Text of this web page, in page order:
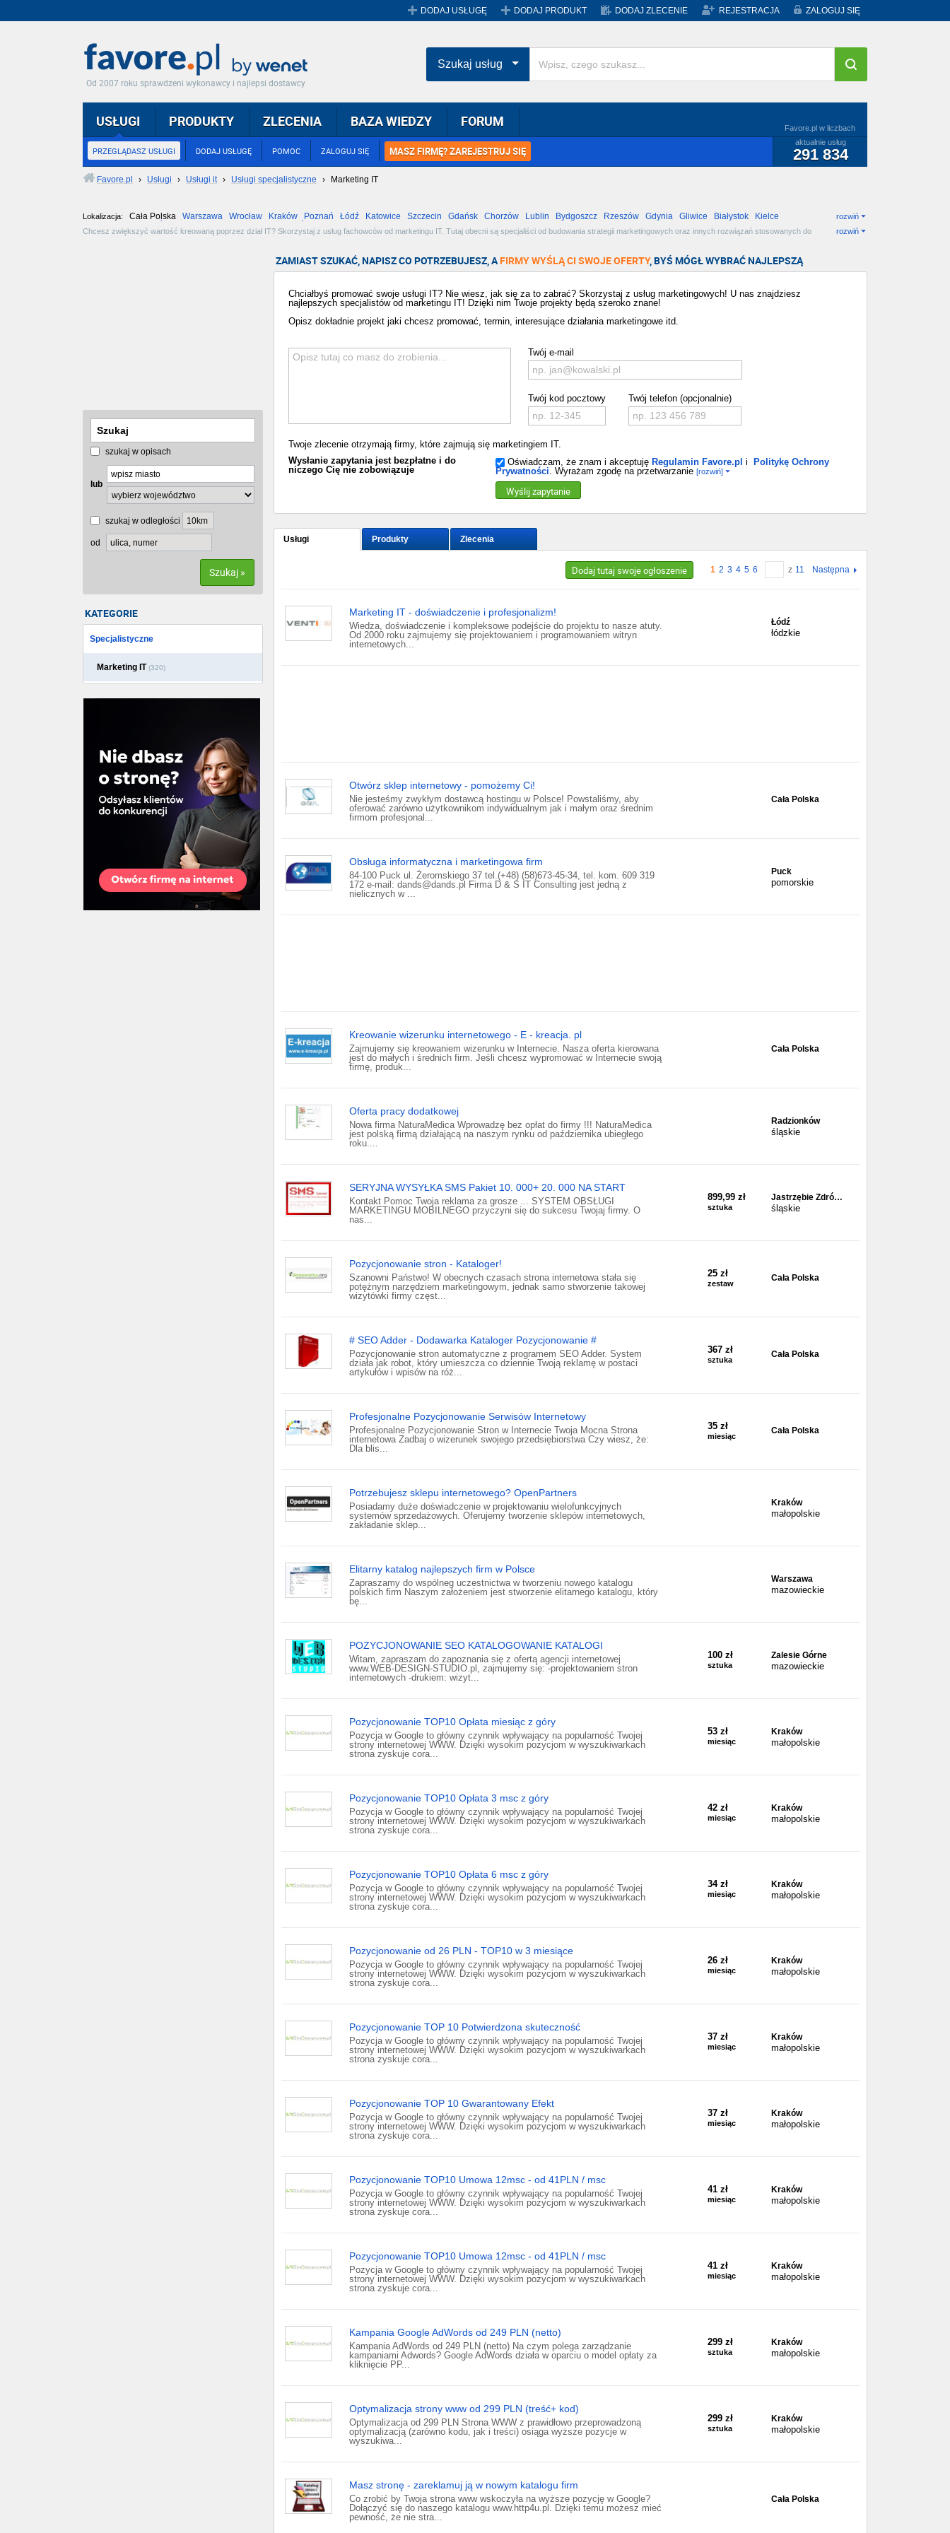
DODAJ USŁUGĘ DODAJ PRODUKT DODAJ ZLECENIE REJESTRACJA ZALOGUJ SIĘ
Od 2007 roku sprawdzeni wykonawcy i najlepsi dostawcy
USŁUGI
PRZEGLĄDASZ USŁUGI DODAJ USŁUGĘ POMOC ZALOGUJ SIĘ MASZ FIRMĘ? ZAREJESTRUJ SIĘ
Favore.pl w liczbach
aktualnie usług
291 834
PRODUKTY ZLECENIA BAZA WIEDZY FORUM
Szukaj usług
Favore.pl › Usługi › Usługi it › Usługi specjalistyczne › Marketing IT
Lokalizacja: Cała Polska Warszawa Wrocław Kraków Poznań Łódź Katowice Szczecin Gdańsk Chorzów Lublin Bydgoszcz Rzeszów Gdynia Gliwice Białystok
Kielce
rozwiń
Chcesz zwiększyć wartość kreowaną poprzez dział IT? Skorzystaj z usług fachowców od marketingu IT. Tutaj obecni są specjaliści od budowania strategii marketingowych oraz innych rozwiązań stosowanych do
rozwiń
szukaj w opisach
lub
szukaj w odległości
od
Szukaj »
KATEGORIE
Specjalistyczne
Marketing IT(320)
ZAMIAST SZUKAĆ, NAPISZ CO POTRZEBUJESZ, AFIRMY WYŚLĄ CI SWOJE OFERTY, BYŚ MÓGŁ WYBRAĆ NAJLEPSZĄ
Chciałbyś promować swoje usługi IT? Nie wiesz, jak się za to zabrać? Skorzystaj z usług marketingowych! U nas znajdziesz
najlepszych specjalistów od marketingu IT! Dzięki nim Twoje projekty będą szeroko znane!
Opisz dokładnie projekt jaki chcesz promować, termin, interesujące działania marketingowe itd.
Twój e-mail
Twój kod pocztowy Twój telefon (opcjonalnie)
Twoje zlecenie otrzymają firmy, które zajmują się marketingiem IT.
Wysłanie zapytania jest bezpłatne i do
niczego Cię nie zobowiązuje
Oświadczam, że znam i akceptuję Regulamin Favore.pl i
Politykę Ochrony
Prywatności. Wyrażam zgodę na przetwarzanie [rozwiń]
Wyślij zapytanie
Usługi Produkty Zlecenia
Dodaj tutaj swoje ogłoszenie 1 2 3 4 5 6 z 11 Następna
Marketing IT - doświadczenie i profesjonalizm!
Wiedza, doświadczenie i kompleksowe podejście do projektu to nasze atuty.
Od 2000 roku zajmujemy się projektowaniem i programowaniem witryn
internetowych...
Łódź
łódzkie
Otwórz sklep internetowy - pomożemy Ci!
Nie jesteśmy zwykłym dostawcą hostingu w Polsce! Powstaliśmy, aby
oferować zarówno użytkownikom indywidualnym jak i małym oraz średnim
firmom profesjonal...
Cała Polska
Obsługa informatyczna i marketingowa firm
84-100 Puck ul. Żeromskiego 37 tel.(+48) (58)673-45-34, tel. kom. 609 319
172 e-mail: dands@dands.pl Firma D & S IT Consulting jest jedną z
nielicznych w ...
Puck
pomorskie
Kreowanie wizerunku internetowego - E - kreacja. pl
Zajmujemy się kreowaniem wizerunku w Internecie. Nasza oferta kierowana
jest do małych i średnich firm. Jeśli chcesz wypromować w Internecie swoją
firmę, produk...
Cała Polska
Oferta pracy dodatkowej
Nowa firma NaturaMedica Wprowadzę bez opłat do firmy !!! NaturaMedica
jest polską firmą działającą na naszym rynku od października ubiegłego
roku....
Radzionków
śląskie
SERYJNA WYSYŁKA SMS Pakiet 10. 000+ 20. 000 NA START
Kontakt Pomoc Twoja reklama za grosze ... SYSTEM OBSŁUGI
MARKETINGU MOBILNEGO przyczyni się do sukcesu Twojaj firmy. O
nas...
899,99 zł
sztuka
Jastrzębie Zdró…
śląskie
Pozycjonowanie stron - Kataloger!
Szanowni Państwo! W obecnych czasach strona internetowa stała się
potężnym narzędziem marketingowym, jednak samo stworzenie takowej
wizytówki firmy częst...
25 zł
zestaw
Cała Polska
# SEO Adder - Dodawarka Kataloger Pozycjonowanie #
Pozycjonowanie stron automatyczne z programem SEO Adder. System
działa jak robot, który umieszcza co dziennie Twoją reklamę w postaci
artykułów i wpisów na róż...
367 zł
sztuka
Cała Polska
Profesjonalne Pozycjonowanie Serwisów Internetowy
Profesjonalne Pozycjonowanie Stron w Internecie Twoja Mocna Strona
internetowa Zadbaj o wizerunek swojego przedsiębiorstwa Czy wiesz, że:
Dla blis...
35 zł
miesiąc
Cała Polska
Potrzebujesz sklepu internetowego? OpenPartners
Posiadamy duże doświadczenie w projektowaniu wielofunkcyjnych
systemów sprzedażowych. Oferujemy tworzenie sklepów internetowych,
zakładanie sklep...
Kraków
małopolskie
Elitarny katalog najlepszych firm w Polsce
Zapraszamy do wspólneg uczestnictwa w tworzeniu nowego katalogu
polskich firm Naszym założeniem jest stworzenie elitarnego katalogu, który
bę...
Warszawa
mazowieckie
POZYCJONOWANIE SEO KATALOGOWANIE KATALOGI
Witam, zapraszam do zapoznania się z ofertą agencji internetowej
www.WEB-DESIGN-STUDIO.pl, zajmujemy się: -projektowaniem stron
internetowych -drukiem: wizyt...
100 zł
sztuka
Zalesie Górne
mazowieckie
Pozycjonowanie TOP10 Opłata miesiąc z góry
Pozycja w Google to główny czynnik wpływający na popularność Twojej
strony internetowej WWW. Dzięki wysokim pozycjom w wyszukiwarkach
strona zyskuje cora...
53 zł
miesiąc
Kraków
małopolskie
Pozycjonowanie TOP10 Opłata 3 msc z góry
Pozycja w Google to główny czynnik wpływający na popularność Twojej
strony internetowej WWW. Dzięki wysokim pozycjom w wyszukiwarkach
strona zyskuje cora...
42 zł
miesiąc
Kraków
małopolskie
Pozycjonowanie TOP10 Opłata 6 msc z góry
Pozycja w Google to główny czynnik wpływający na popularność Twojej
strony internetowej WWW. Dzięki wysokim pozycjom w wyszukiwarkach
strona zyskuje cora...
34 zł
miesiąc
Kraków
małopolskie
Pozycjonowanie od 26 PLN - TOP10 w 3 miesiące
Pozycja w Google to główny czynnik wpływający na popularność Twojej
strony internetowej WWW. Dzięki wysokim pozycjom w wyszukiwarkach
strona zyskuje cora...
26 zł
miesiąc
Kraków
małopolskie
Pozycjonowanie TOP 10 Potwierdzona skuteczność
Pozycja w Google to główny czynnik wpływający na popularność Twojej
strony internetowej WWW. Dzięki wysokim pozycjom w wyszukiwarkach
strona zyskuje cora...
37 zł
miesiąc
Kraków
małopolskie
Pozycjonowanie TOP 10 Gwarantowany Efekt
Pozycja w Google to główny czynnik wpływający na popularność Twojej
strony internetowej WWW. Dzięki wysokim pozycjom w wyszukiwarkach
strona zyskuje cora...
37 zł
miesiąc
Kraków
małopolskie
Pozycjonowanie TOP10 Umowa 12msc - od 41PLN / msc
Pozycja w Google to główny czynnik wpływający na popularność Twojej
strony internetowej WWW. Dzięki wysokim pozycjom w wyszukiwarkach
strona zyskuje cora...
41 zł
miesiąc
Kraków
małopolskie
Pozycjonowanie TOP10 Umowa 12msc - od 41PLN / msc
Pozycja w Google to główny czynnik wpływający na popularność Twojej
strony internetowej WWW. Dzięki wysokim pozycjom w wyszukiwarkach
strona zyskuje cora...
41 zł
miesiąc
Kraków
małopolskie
Kampania Google AdWords od 249 PLN (netto)
Kampania AdWords od 249 PLN (netto) Na czym polega zarządzanie
kampaniami Adwords? Google AdWords działa w oparciu o model opłaty za
kliknięcie PP...
299 zł
sztuka
Kraków
małopolskie
Optymalizacja strony www od 299 PLN (treść+ kod)
Optymalizacja od 299 PLN Strona WWW z prawidłowo przeprowadzoną
optymalizacją (zarówno kodu, jak i treści) osiąga wyższe pozycje w
wyszukiwa...
299 zł
sztuka
Kraków
małopolskie
Masz stronę - zareklamuj ją w nowym katalogu firm
Co zrobić by Twoja strona www wskoczyła na wyższe pozycję w Google?
Dołączyć się do naszego katalogu www.http4u.pl. Dzięki temu możesz mieć
pewność, że nie stra...
Cała Polska